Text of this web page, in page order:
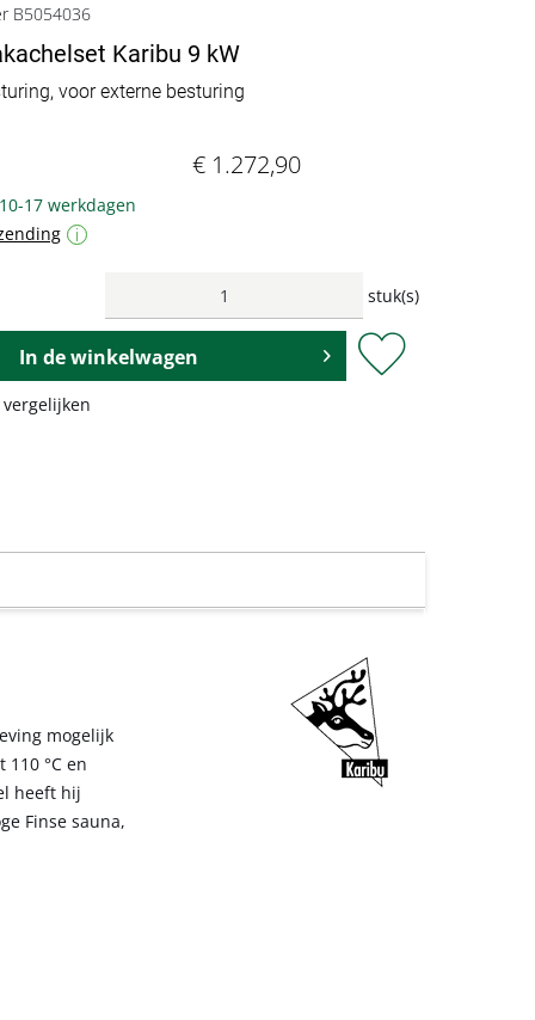
B5054036
Karibu 9 kW
voor externe besturing
€ 1.272,90
17 werkdagen
i
stuk(s)
In de winkelwagen
mogelijk
°C en
heeft hij
Finse sauna,